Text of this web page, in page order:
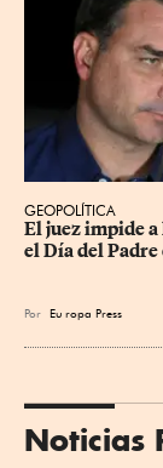
GEOPOLÍTICA
El juez impide
el Día del
Por Eu ropa Press
Noticias